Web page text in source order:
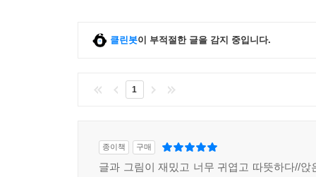
클린봇이 부적절한 글을 감지 중입니다.
1
종이책 구매
글과 그림이 재밌고 너무 귀엽고 따뜻하다//앉